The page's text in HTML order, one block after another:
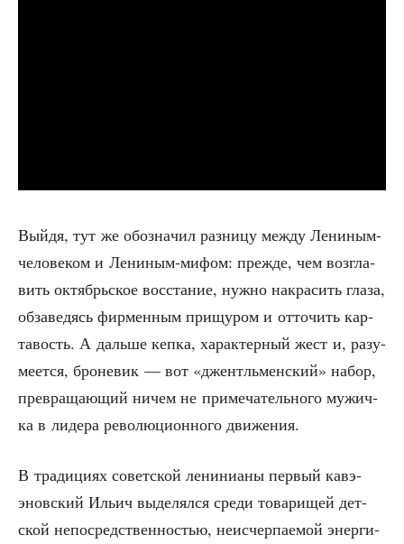
Вый­дя, тут же обо­зна­чил раз­ни­цу меж­ду Лени­ным-
чело­ве­ком и Лени­ным-мифом: преж­де, чем воз­гла­
вить октябрь­ское вос­ста­ние, нуж­но накра­сить гла­за,
обза­ве­дясь фир­мен­ным при­щу­ром и отто­чить кар­
та­вость. А даль­ше кеп­ка, харак­тер­ный жест и, разу­
ме­ет­ся, бро­не­вик — вот «джентль­мен­ский» набор,
пре­вра­ща­ю­щий ничем не при­ме­ча­тель­но­го мужич­
ка в лиде­ра рево­лю­ци­он­но­го движения.
В тра­ди­ци­ях совет­ской лени­ни­а­ны пер­вый кавэ­
энов­ский Ильич выде­лял­ся сре­ди това­ри­щей дет­
ской непо­сред­ствен­но­стью, неис­чер­па­е­мой энер­ги­